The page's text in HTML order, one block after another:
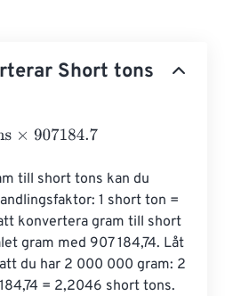
Short tons
till short tons kan du
1 short ton =
konvertera gram till short
gram med 907 184,74. Låt
du har 2 000 000 gram: 2
= 2,2046 short tons.